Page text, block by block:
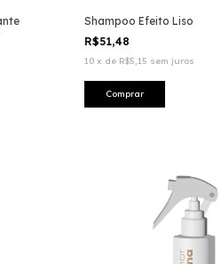
Shampoo Efeito Liso
R$51,48
10 x de R$5,15 sem juros